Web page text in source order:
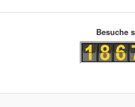
Besuche